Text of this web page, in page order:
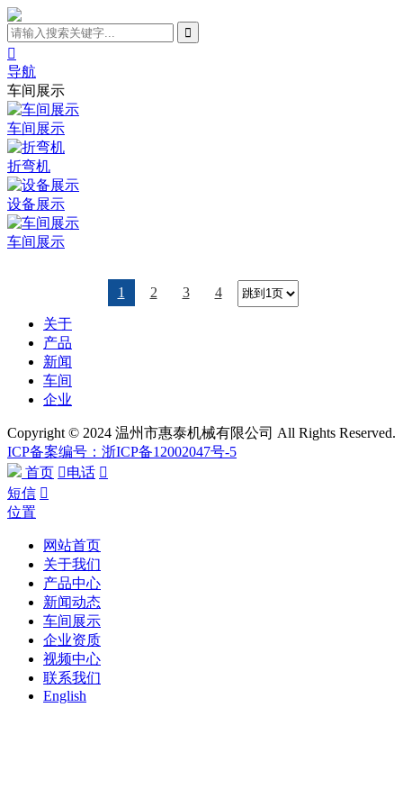

导航
车间展示
车间展示
折弯机
设备展示
车间展示
1 2 3 4
关于
产品
新闻
车间
企业
Copyright © 2024 温州市惠泰机械有限公司 All Rights Reserved.
ICP备案编号：浙ICP备12002047号-5
首页 电话 
短信 
位置
网站首页
关于我们
产品中心
新闻动态
车间展示
企业资质
视频中心
联系我们
English